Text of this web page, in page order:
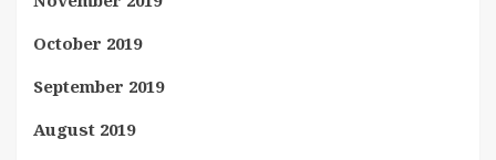
October 2019
September 2019
August 2019